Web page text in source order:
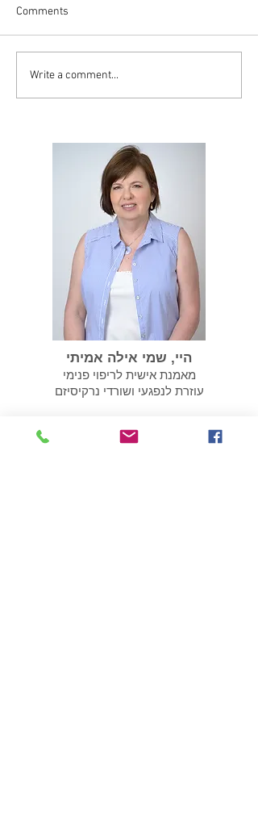
במידה ועברנו התעללות
נרקיסיסטית אנחנו צריכים
Comments
Write a comment...
היי, שמי אילה אמיתי
מאמנת אישית לריפוי פנימי
עוזרת לנפגעי ושורדי נרקיסיזם
052-2776517